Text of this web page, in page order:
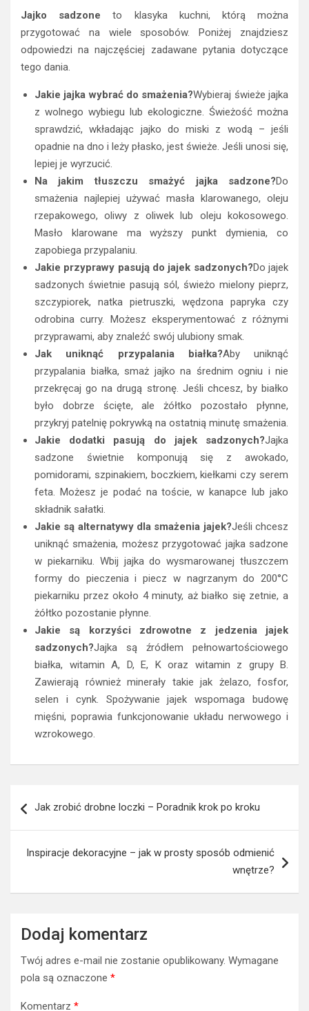
Jajko sadzone to klasyka kuchni, którą można
przygotować na wiele sposobów. Poniżej znajdziesz
odpowiedzi na najczęściej zadawane pytania dotyczące
tego dania.
Jakie jajka wybrać do smażenia?Wybieraj świeże jajka
z wolnego wybiegu lub ekologiczne. Świeżość można
sprawdzić, wkładając jajko do miski z wodą – jeśli
opadnie na dno i leży płasko, jest świeże. Jeśli unosi się,
lepiej je wyrzucić.
Na jakim tłuszczu smażyć jajka sadzone?Do
smażenia najlepiej używać masła klarowanego, oleju
rzepakowego, oliwy z oliwek lub oleju kokosowego.
Masło klarowane ma wyższy punkt dymienia, co
zapobiega przypalaniu.
Jakie przyprawy pasują do jajek sadzonych?Do jajek
sadzonych świetnie pasują sól, świeżo mielony pieprz,
szczypiorek, natka pietruszki, wędzona papryka czy
odrobina curry. Możesz eksperymentować z różnymi
przyprawami, aby znaleźć swój ulubiony smak.
Jak uniknąć przypalania białka?Aby uniknąć
przypalania białka, smaż jajko na średnim ogniu i nie
przekręcaj go na drugą stronę. Jeśli chcesz, by białko
było dobrze ścięte, ale żółtko pozostało płynne,
przykryj patelnię pokrywką na ostatnią minutę smażenia.
Jakie dodatki pasują do jajek sadzonych?Jajka
sadzone świetnie komponują się z awokado,
pomidorami, szpinakiem, boczkiem, kiełkami czy serem
feta. Możesz je podać na toście, w kanapce lub jako
składnik sałatki.
Jakie są alternatywy dla smażenia jajek?Jeśli chcesz
uniknąć smażenia, możesz przygotować jajka sadzone
w piekarniku. Wbij jajka do wysmarowanej tłuszczem
formy do pieczenia i piecz w nagrzanym do 200°C
piekarniku przez około 4 minuty, aż białko się zetnie, a
żółtko pozostanie płynne.
Jakie są korzyści zdrowotne z jedzenia jajek
sadzonych?Jajka są źródłem pełnowartościowego
białka, witamin A, D, E, K oraz witamin z grupy B.
Zawierają również minerały takie jak żelazo, fosfor,
selen i cynk. Spożywanie jajek wspomaga budowę
mięśni, poprawia funkcjonowanie układu nerwowego i
wzrokowego.
wpisu
Jak zrobić drobne loczki – Poradnik krok po kroku
Inspiracje dekoracyjne – jak w prosty sposób odmienić
wnętrze?
Dodaj komentarz
Twój adres e-mail nie zostanie opublikowany. Wymagane
pola są oznaczone *
Komentarz *